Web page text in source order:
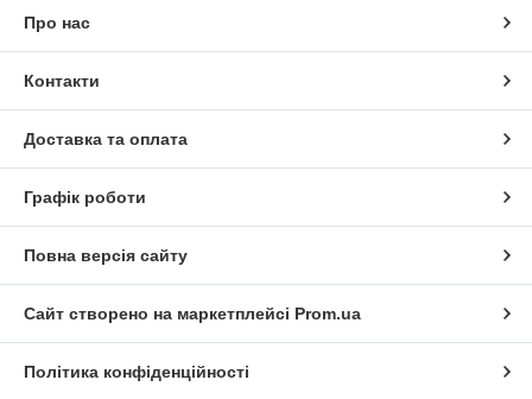
Про нас
Контакти
Доставка та оплата
Графік роботи
Повна версія сайту
Сайт створено на маркетплейсі Prom.ua
Політика конфіденційності